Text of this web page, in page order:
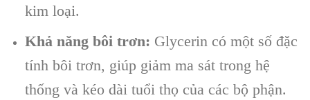
kim loại.
Khả năng bôi trơn: Glycerin có một số đặc
tính bôi trơn, giúp giảm ma sát trong hệ
thống và kéo dài tuổi thọ của các bộ phận.